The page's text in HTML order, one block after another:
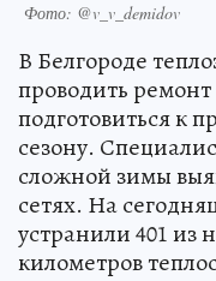
Фото: @v_v_demidov
В Белгороде
проводить
подготовиться к
сезону.
сложной зимы
сетях. На
устранили 401 из
километров